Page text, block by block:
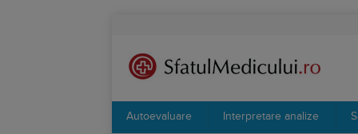
Autoevaluare Interpretare analize